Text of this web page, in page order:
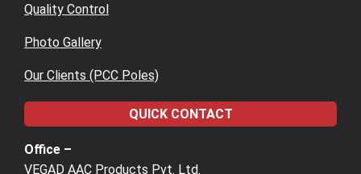
Quality Control
Photo Gallery
Our Clients (PCC Poles)
QUICK CONTACT
Office –
VEGAD AAC Products Pvt. Ltd.